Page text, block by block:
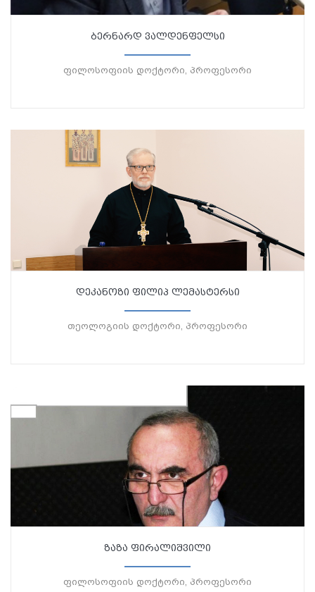
ბერნარდ ვალდენფელსი
ფილოსოფიის დოქტორი, პროფესორი
დეკანოზი ფილიპ ლემასტერსი
თეოლოგიის დოქტორი, პროფესორი
ზაზა ფირალიშვილი
ფილოსოფიის დოქტორი, პროფესორი